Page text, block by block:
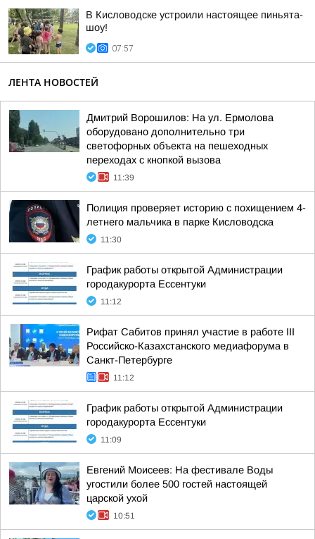
В Кисловодске устроили настоящее пиньята-
шоу!
07:57
ЛЕНТА НОВОСТЕЙ
Дмитрий Ворошилов: На ул. Ермолова
оборудовано дополнительно три
светофорных объекта на пешеходных
переходах с кнопкой вызова
11:39
Полиция проверяет историю с похищением 4-
летнего мальчика в парке Кисловодска
11:30
График работы открытой Администрации
городакурорта Ессентуки
11:12
Рифат Сабитов принял участие в работе III
Российско-Казахстанского медиафорума в
Санкт-Петербурге
11:12
График работы открытой Администрации
городакурорта Ессентуки
11:09
Евгений Моисеев: На фестивале Воды
угостили более 500 гостей настоящей
царской ухой
10:51